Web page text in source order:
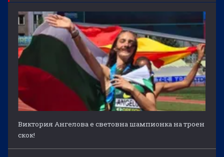
Виктория Ангелова е световна шампионка на троен
скок!